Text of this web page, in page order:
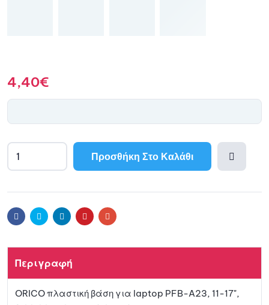
4,40€
Προσθήκη Στο Καλάθι
αγαπη
l
r
FacebookTwitter LinkedinPinterestEmail
Περιγραφή
ORICO πλαστική βάση για laptop PFB-A23, 11-17",